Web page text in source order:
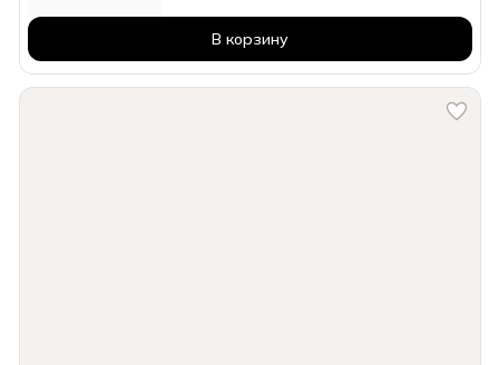
В корзину